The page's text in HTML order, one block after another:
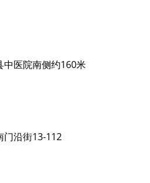
中医院南侧约160米
门沿街13-112